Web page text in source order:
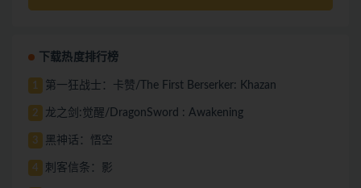
下载热度排行榜
1 第一狂战士：卡赞/The First Berserker: Khazan
2 龙之剑:觉醒/DragonSword : Awakening
3 黑神话：悟空
4 刺客信条：影